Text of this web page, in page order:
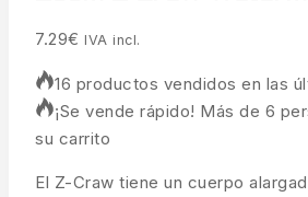
7.29€ IVA incl.
16 productos vendidos en las
¡Se vende rápido! Más de 6
su carrito
El Z-Craw tiene un cuerpo